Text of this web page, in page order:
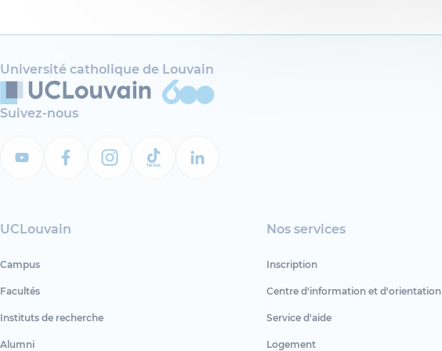
Université catholique de Louvain
Suivez-nous
UCLouvain
Campus
Facultés
Instituts de recherche
Alumni
Nos services
Inscription
Centre d'information et d'orientation
Service d'aide
Logement